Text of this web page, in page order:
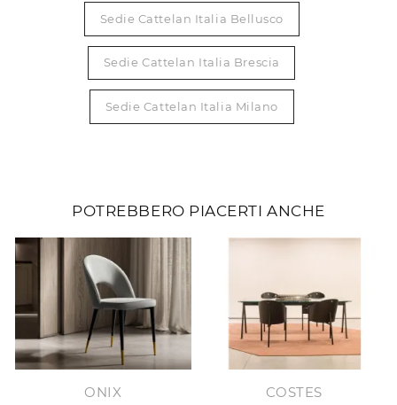
Sedie Cattelan Italia Bellusco
Sedie Cattelan Italia Brescia
Sedie Cattelan Italia Milano
POTREBBERO PIACERTI ANCHE
ONIX COSTES